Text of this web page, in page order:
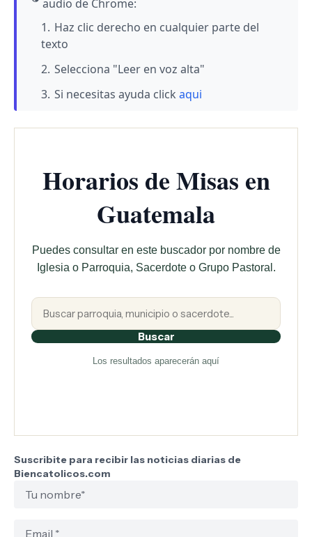
audio de Chrome:
Haz clic derecho en cualquier parte del
texto
Selecciona "Leer en voz alta"
Si necesitas ayuda click aqui
Horarios de Misas en
Guatemala
Puedes consultar en este buscador por nombre de
Iglesia o Parroquia, Sacerdote o Grupo Pastoral.
Buscar
Los resultados aparecerán aquí
Suscribite para recibir las noticias diarias de
Biencatolicos.com